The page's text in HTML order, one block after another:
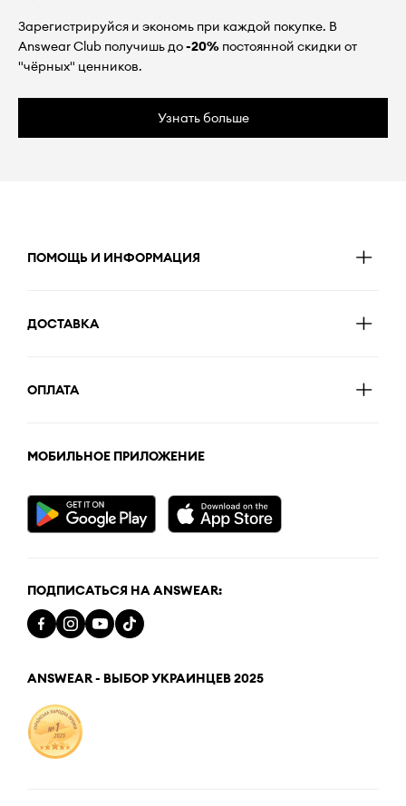
Зарегистрируйся и экономь при каждой покупке. В
Answear Club получишь до-20% постоянной скидки от
"чёрных" ценников.
Узнать больше
ПОМОЩЬ И ИНФОРМАЦИЯ
ДОСТАВКА
ОПЛАТА
МОБИЛЬНОЕ ПРИЛОЖЕНИЕ
ПОДПИСАТЬСЯ НА ANSWEAR:
ANSWEAR - ВЫБОР УКРАИНЦЕВ 2025